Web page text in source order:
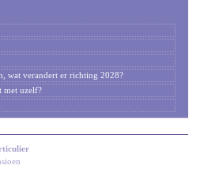
wat verandert er richting 2028?
met uzelf?